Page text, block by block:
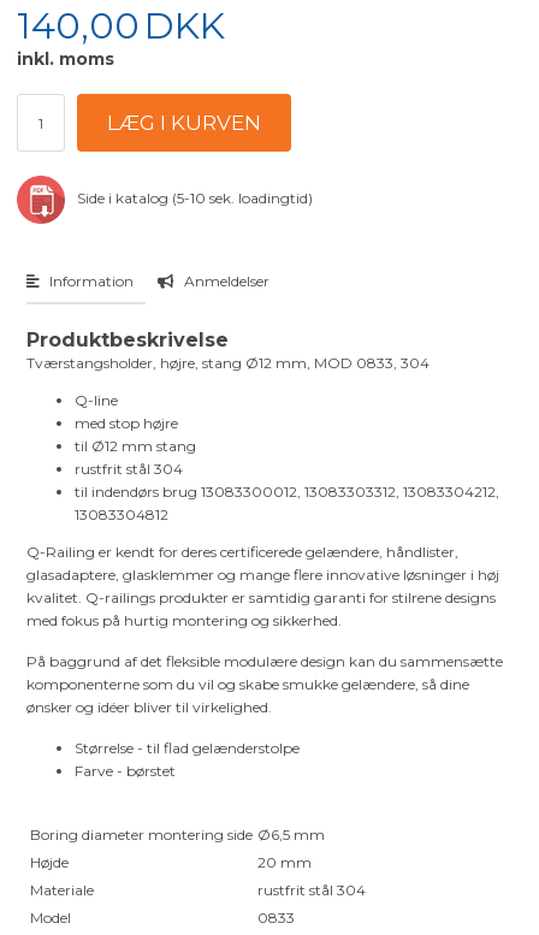
140,00 DKK
inkl. moms
Side i katalog (5-10 sek. loadingtid)
Information Anmeldelser
Produktbeskrivelse
Tværstangsholder, højre, stang Ø12 mm, MOD 0833, 304
Q-line
med stop højre
til Ø12 mm stang
rustfrit stål 304
til indendørs brug 13083300012, 13083303312, 13083304212,
13083304812
Q-Railing er kendt for deres certificerede gelændere, håndlister,
glasadaptere, glasklemmer og mange flere innovative løsninger i høj
kvalitet. Q-railings produkter er samtidig garanti for stilrene designs
med fokus på hurtig montering og sikkerhed.
På baggrund af det fleksible modulære design kan du sammensætte
komponenterne som du vil og skabe smukke gelændere, så dine
ønsker og idéer bliver til virkelighed.
Størrelse - til flad gelænderstolpe
Farve - børstet
Boring diameter montering side Ø6,5 mm
Højde
20 mm
Materiale
rustfrit stål 304
Model
0833